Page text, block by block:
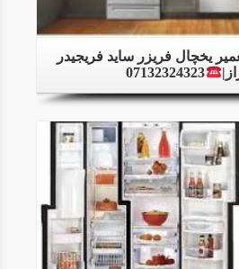
یخچال فریزر ساید فریجیدر
07132324323
Details